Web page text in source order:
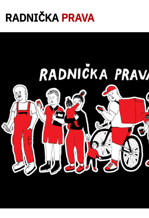
RADNIČKA PRAVA